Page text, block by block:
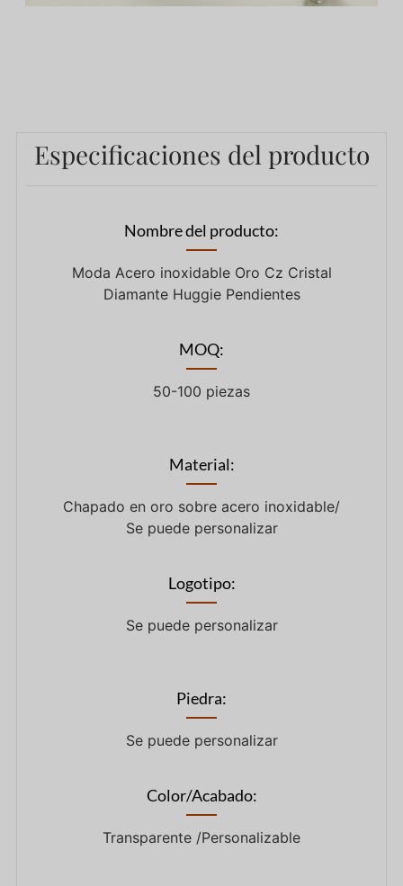
Especificaciones del producto
Nombre del producto:
Moda Acero inoxidable Oro Cz Cristal
Diamante Huggie Pendientes
MOQ:
50-100 piezas
Material:
Chapado en oro sobre acero inoxidable/
Se puede personalizar
Logotipo:
Se puede personalizar
Piedra:
Se puede personalizar
Color/Acabado:
Transparente /Personalizable